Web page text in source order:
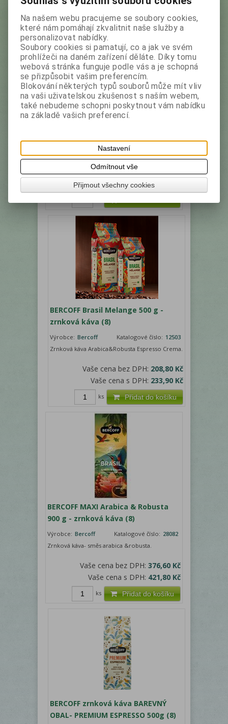
Přidat do košíku
ks
BERCOFF Brasil Arabica 250 g -
Výrobce:Bercoff Katalogové číslo:12526
Zrnková káva Brasil Arabica.
Vaše cena bez DPH:109,20 Kč
Vaše cena s DPH:122,30 Kč
BERCOFF Brasil Melange 500 g -
zrnková káva (8)
Výrobce: Bercoff Katalogové číslo: 12503
Zrnková káva Arabica&Robusta Espresso Crema.
Vaše cena bez DPH: 208,80 Kč
Vaše cena s DPH: 233,90 Kč
Přidat do košíku
ks
BERCOFF MAXI Arabica & Robusta
900 g - zrnková káva (8)
Výrobce: Bercoff Katalogové číslo: 28082
Zrnková káva- směs arabica &robusta.
Vaše cena bez DPH: 376,60 Kč
Vaše cena s DPH: 421,80 Kč
Přidat do košíku
ks
BERCOFF zrnková káva BAREVNÝ
OBAL- PREMIUM ESPRESSO 500g (8)
Na našem webu pracujeme se soubory cookies,
které nám pomáhají zkvalitnit naše služby a
personalizovat nabídky.
Soubory cookies si pamatují, co a jak ve svém
prohlížeči na daném zařízení děláte. Díky tomu
webová stránka funguje podle vás a je schopná
se přizpůsobit vašim preferencím.
Blokování některých typů souborů může mít vliv
na vaši uživatelskou zkušenost s naším webem,
také nebudeme schopni poskytnout vám nabídku
na základě vašich preferencí.
Nastavení
Odmítnout vše
Přijmout všechny cookies